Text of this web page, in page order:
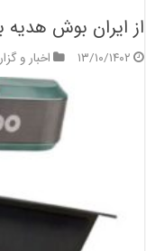
از ایران بوش هدیه
۱۳/۱۰/۱۴۰۲ اخبار و